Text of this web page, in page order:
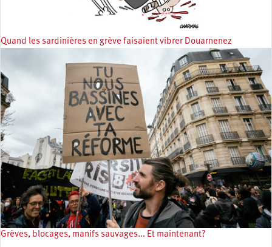
Quand les sardinières en grève faisaient vibrer Douarnenez
Grèves, blocages, manifs sauvages... Et maintenant?